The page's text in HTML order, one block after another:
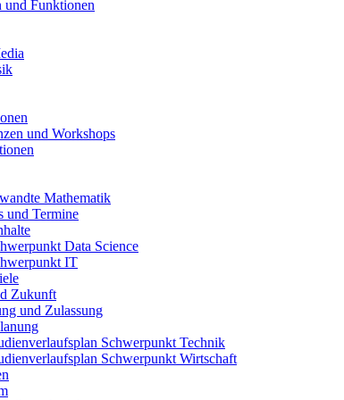
und Funktionen
und Workshops
Mathematik
und Termine
Data Science
IT
Zukunft
und Zulassung
Schwerpunkt Technik
Schwerpunkt Wirtschaft